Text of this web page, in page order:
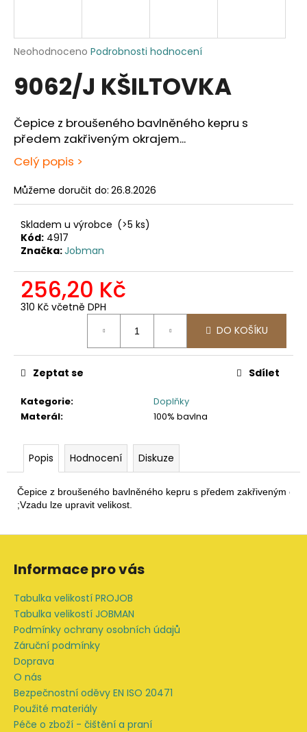
Průměrné
produktu
je
z
5
hvězdiček.
Neohodnoceno Podrobnosti hodnocení
9062/J KŠILTOVKA
Čepice z broušeného bavlněného kepru s
předem zakřiveným okrajem...
Celý popis >
Můžeme doručit do: 26.8.2026
Skladem u výrobce (>5 ks)
Kód: 4917
Značka:Jobman
256,20 Kč
310 Kč včetně DPH
DO KOŠÍKU
Kategorie:
Doplňky
Materál: 100% bavlna
Zeptat se Sdílet
Popis Hodnocení Diskuze
Čepice z broušeného bavlněného kepru s předem zakřiveným
;Vzadu lze upravit velikost.
j
í
?
D
o
p
u
č
e
m
SOFTSHELLOVÁ
BUNDA,
DÁMSKÁ
1
561,16
Kč
Z
Informace pro vás
Tabulka velikostí PROJOB
Tabulka velikostí JOBMAN
Podmínky ochrany osobních údajů
Záruční podmínky
Doprava
O nás
Bezpečnostní oděvy EN ISO 20471
Použité materiály
Péče o zboží - čištění a praní